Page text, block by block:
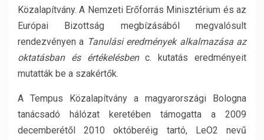
Közalapítvány. A Nemzeti Erőforrás Minisztérium és az
Európai Bizottság megbízásából megvalósult
rendezvényen a Tanulási eredmények alkalmazása az
oktatásban és értékelésbenc. kutatás eredményeit
mutatták be a szakértők.
A Tempus Közalapítvány a magyarországi Bologna
tanácsadó hálózat keretében támogatta a 2009
decemberétől 2010 októberéig tartó, LeO2 nevű